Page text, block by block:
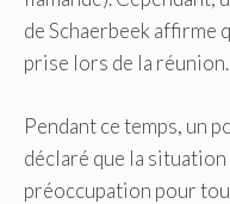
de Schaerbeek affirme
prise lors de la réunion.
Pendant ce temps, un
déclaré que la situation
préoccupation pour